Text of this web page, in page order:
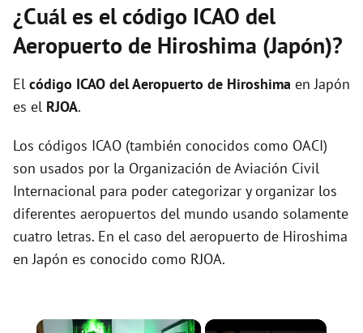
¿Cuál es el código ICAO del
Aeropuerto de Hiroshima (Japón)?
El código ICAO delAeropuerto de Hiroshima en Japón
es el RJOA.
Los códigos ICAO (también conocidos como OACI)
son usados por la Organización de Aviación Civil
Internacional para poder categorizar y organizar los
diferentes aeropuertos del mundo usando solamente
cuatro letras. En el caso del aeropuerto de Hiroshima
en Japón es conocido como RJOA.
×